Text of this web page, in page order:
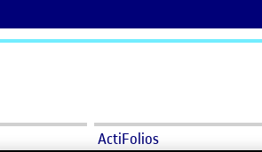
ActiFolios